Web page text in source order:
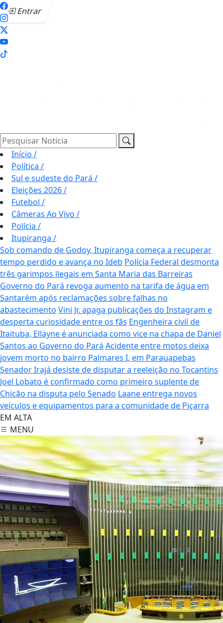
Entrar
Pesquisar Notícia
Início /
Política /
Sul e sudeste do Pará /
Eleições 2026/
Futebol /
Câmeras Ao Vivo /
Polícia /
Itupiranga /
Sob comando de Godoy, Itupiranga começa a recuperar
tempo perdido e avança no Ideb Polícia Federal desmonta
três garimpos ilegais em Santa Maria das Barreiras
Governo do Pará revoga aumento na tarifa de água em
Santarém após reclamações sobre falhas no
abastecimento Vini Jr. apaga publicações do Instagram e
desperta curiosidade entre os fãs Engenheira civil de
Itaituba, Ellayne é anunciada como vice na chapa de Daniel
Santos ao Governo do Pará Acidente entre motos deixa
jovem morto no bairro Palmares I, em Parauapebas
Senador Irajá desiste de disputar a reeleição no Tocantins
Joel Lobato é confirmado como primeiro suplente de
Chicão na disputa pelo Senado Laane entrega novos
veículos e equipamentos para a comunidade de Piçarra
EM ALTA
MENU